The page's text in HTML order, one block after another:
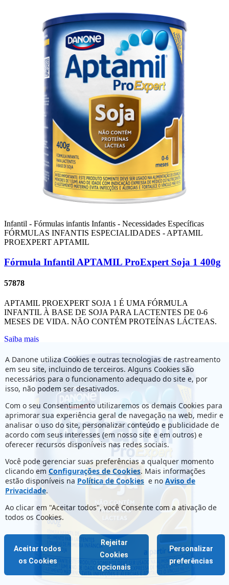
Infantil - Fórmulas infantis Infantis - Necessidades Específicas
FÓRMULAS INFANTIS ESPECIALIDADES - APTAMIL
PROEXPERT APTAMIL
Fórmula Infantil APTAMIL ProExpert Soja 1 400g
57878
APTAMIL PROEXPERT SOJA 1 É UMA FÓRMULA
INFANTIL À BASE DE SOJA PARA LACTENTES DE 0-6
MESES DE VIDA. NÃO CONTÉM PROTEÍNAS LÁCTEAS.
Saiba mais
A Danone utiliza Cookies e outras tecnologias de rastreamento
em seu site, incluindo de terceiros. Alguns Cookies são
necessários para o funcionamento adequado do site e, por
isso, não podem ser desativados.
Com o seu Consentimento utilizaremos os demais Cookies para
aprimorar sua experiência geral de navegação na web, medir e
analisar o uso do site, personalizar conteúdo e publicidade de
acordo com seus interesses (em nosso site e em outros) e
oferecer recursos disponíveis nas redes sociais.
Você pode gerenciar suas preferências a qualquer momento
clicando em Configurações de Cookies. Mais informações
estão disponíveis na Política de Cookies e no Aviso de
Privacidade.
Ao clicar em "Aceitar todos", você Consente com a ativação de
todos os Cookies.
Aceitar todos
os Cookies
Rejeitar
Cookies
opcionais
Personalizar
preferências